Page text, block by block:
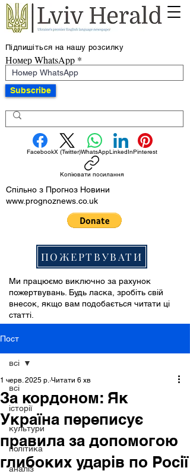
Підпишіться на нашу розсилку
Номер WhatsApp
Subscribe
FacebookX (Twitter)WhatsAppLinkedInPinterest
Копіювати посилання
Спільно з Прогноз Новини
www.prognoznews.co.uk
ПОЖЕРТВУВАТИ
Ми працюємо виключно за рахунок
пожертвувань. Будь ласка, зробіть свій
внесок, якщо вам подобається читати ці
статті.
Пост
всі
історії
культури
політика
аналіз
всі
За кордоном: Як
Україна переписує
правила за допомогою
глибоких ударів по Росії
1 черв. 2025 р. Читати 6 хв